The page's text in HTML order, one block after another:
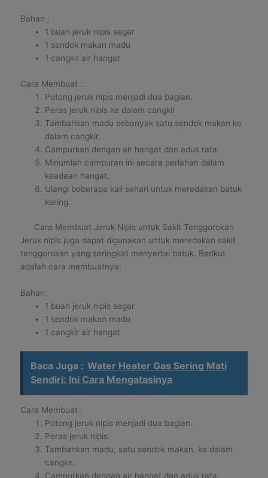
Bahan :
1 buah jeruk nipis segar
1 sendok makan madu
1 cangkir air hangat
Cara Membuat :
Potong jeruk nipis menjadi dua bagian.
Peras jeruk nipis ke dalam cangkir
Tambahkan madu sebanyak satu sendok makan ke
dalam cangkir.
Campurkan dengan air hangat dan aduk rata.
Minumlah campuran ini secara perlahan dalam
keadaan hangat.
Ulangi beberapa kali sehari untuk meredakan batuk
kering.
Cara Membuat Jeruk Nipis untuk Sakit Tenggorokan
Jeruk nipis juga dapat digunakan untuk meredakan sakit
tenggorokan yang seringkali menyertai batuk. Berikut
adalah cara membuatnya:
Bahan:
1 buah jeruk nipis segar
1 sendok makan madu
1 cangkir air hangat
Baca Juga : Water Heater Gas Sering Mati
Sendiri: Ini Cara Mengatasinya
Cara Membuat :
Potong jeruk nipis menjadi dua bagian.
Peras jeruk nipis.
Tambahkan madu, satu sendok makan, ke dalam
cangkir.
Campurkan dengan air hangat dan aduk rata.